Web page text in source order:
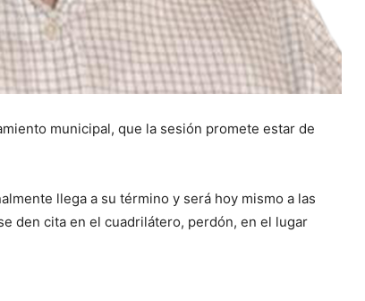
municipal, que la sesión promete estar de
llega a su término y será hoy mismo a las
den cita en el cuadrilátero, perdón, en el lugar